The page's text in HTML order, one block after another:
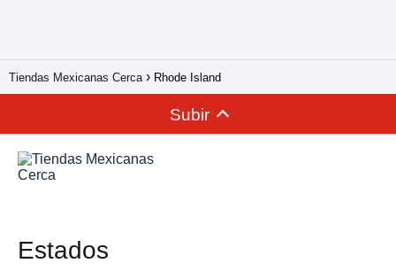
Tiendas Mexicanas Cerca Rhode Island
Subir
Estados